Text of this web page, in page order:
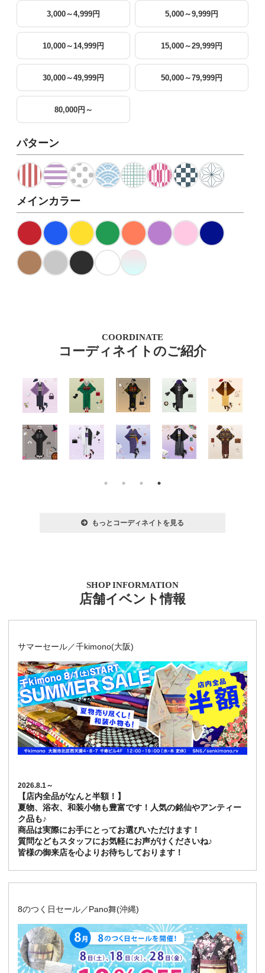
3,000～4,999円 5,000～9,999円
10,000～14,999円 15,000～29,999円
30,000～49,999円 50,000～79,999円
80,000円～
パターン
メインカラー
COORDINATE
コーディネイトのご紹介
もっとコーディネイトを見る
SHOP INFORMATION
店舗イベント情報
サマーセール／千kimono(大阪)
2026.8.1～
【店内全品がなんと半額！】
夏物、浴衣、和装小物も豊富です！人気の銘仙やアンティー
ク品も♪
商品は実際にお手にとってお選びいただけます！
質問などもスタッフにお気軽にお声がけくださいね♪
皆様の御来店を心よりお待ちしております！
8のつく日セール／Pano舞(沖縄)